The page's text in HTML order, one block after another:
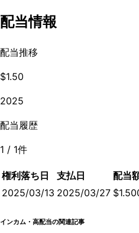
配当情報
配当推移
$1.50
2025
配当履歴
1 / 1件
権利落ち日 支払日 配当
2025/03/13 2025/03/27
インカム・高配当の関連記事